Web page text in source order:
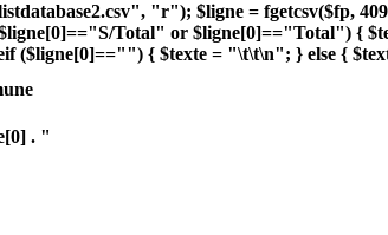
"r"); $ligne = fgetcsv($fp,
Total" or $ligne[0]=="Total") {
($ligne[0]=="") { $texte = "\t\t\n"; } else {
. "